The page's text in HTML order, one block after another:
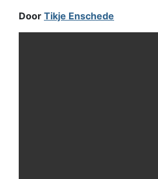
Door Tikje Enschede